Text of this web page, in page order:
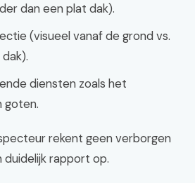
dan een plat dak).
(visueel vanaf de grond vs.
diensten zoals het
goten.
rekent geen verborgen
rapport op.